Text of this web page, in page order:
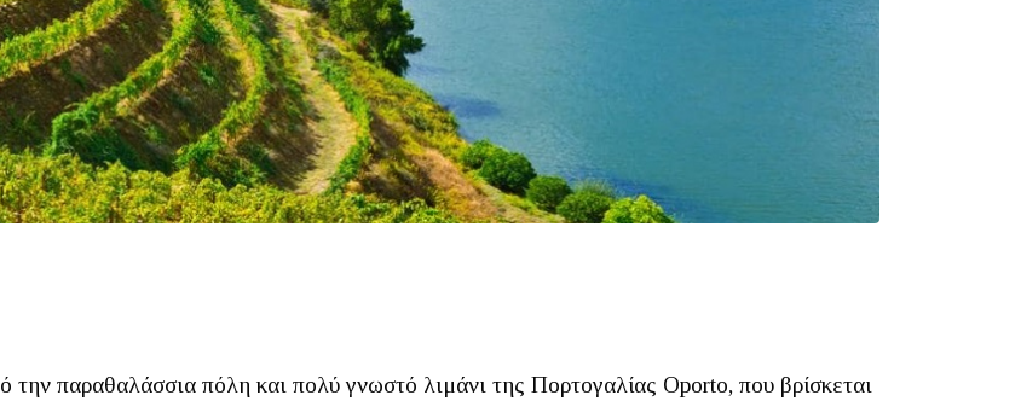
παραθαλάσσια πόλη και πολύ γνωστό λιμάνι της Πορτογαλίας Oporto, που βρίσκεται